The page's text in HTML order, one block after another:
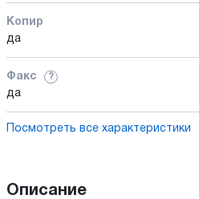
Копир
да
Факс ?
да
Посмотреть все характеристики
Описание